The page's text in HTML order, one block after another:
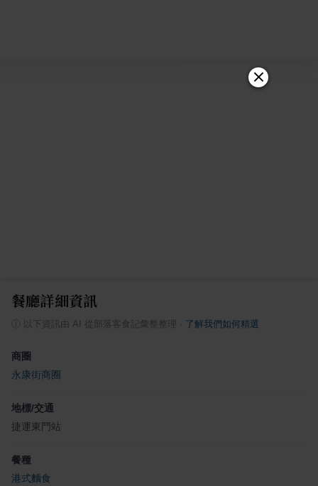
餐廳詳細資訊
以下資訊由 AI 從部落客食記彙整整理 了解我們如何精選
商圈
永康街商圈
地標/交通
捷運東門站
餐種
港式麵食